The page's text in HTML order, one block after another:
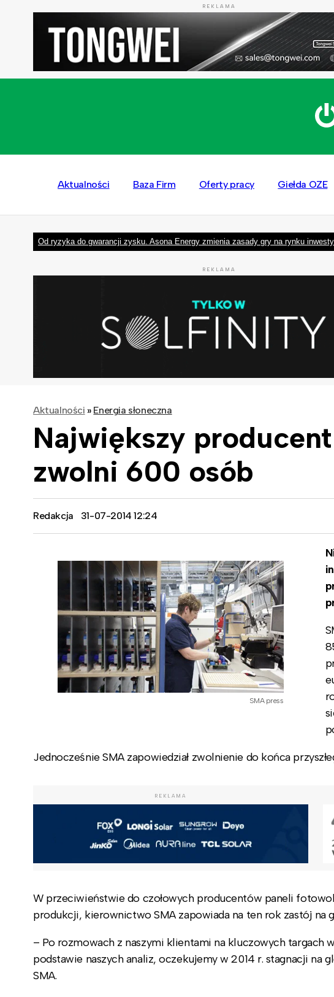
REKLAMA
Aktualności Baza Firm Oferty pracy Giełda OZE
Od ryzyka do gwarancji zysku. Asona Energy zmienia zasady gry na rynku
REKLAMA
Aktualności » Energia słoneczna
Największy
zwolni 600 osób
Redakcja 31-07-2014 12:24
SMA press
Jednocześnie SMA zapowiedział zwolnienie do końca
REKLAMA
W przeciwieństwie do czołowych producentów paneli
produkcji, kierownictwo SMA zapowiada na ten rok zastój na
– Po rozmowach z naszymi klientami na kluczowych targach
podstawie naszych analiz, oczekujemy w 2014 r. stagnacji na
SMA.